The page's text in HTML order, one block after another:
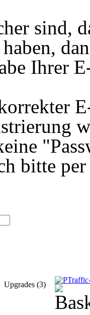
sind,
Ihrer
bitte
Upgrades (3)